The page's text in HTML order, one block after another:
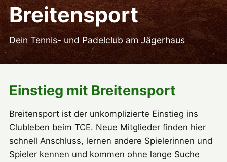
Breitensport
Dein Tennis- und Padelclub am Jägerhaus
Einstieg mit Breitensport
Breitensport ist der unkomplizierte Einstieg ins
Clubleben beim TCE. Neue Mitglieder finden hier
schnell Anschluss, lernen andere Spielerinnen und
Spieler kennen und kommen ohne lange Suche